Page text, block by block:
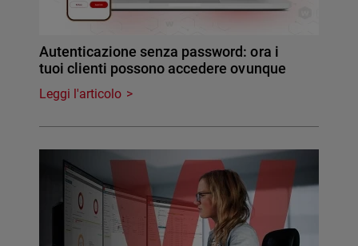
Autenticazione senza password: ora i
tuoi clienti possono accedere ovunque
Leggi l'articolo